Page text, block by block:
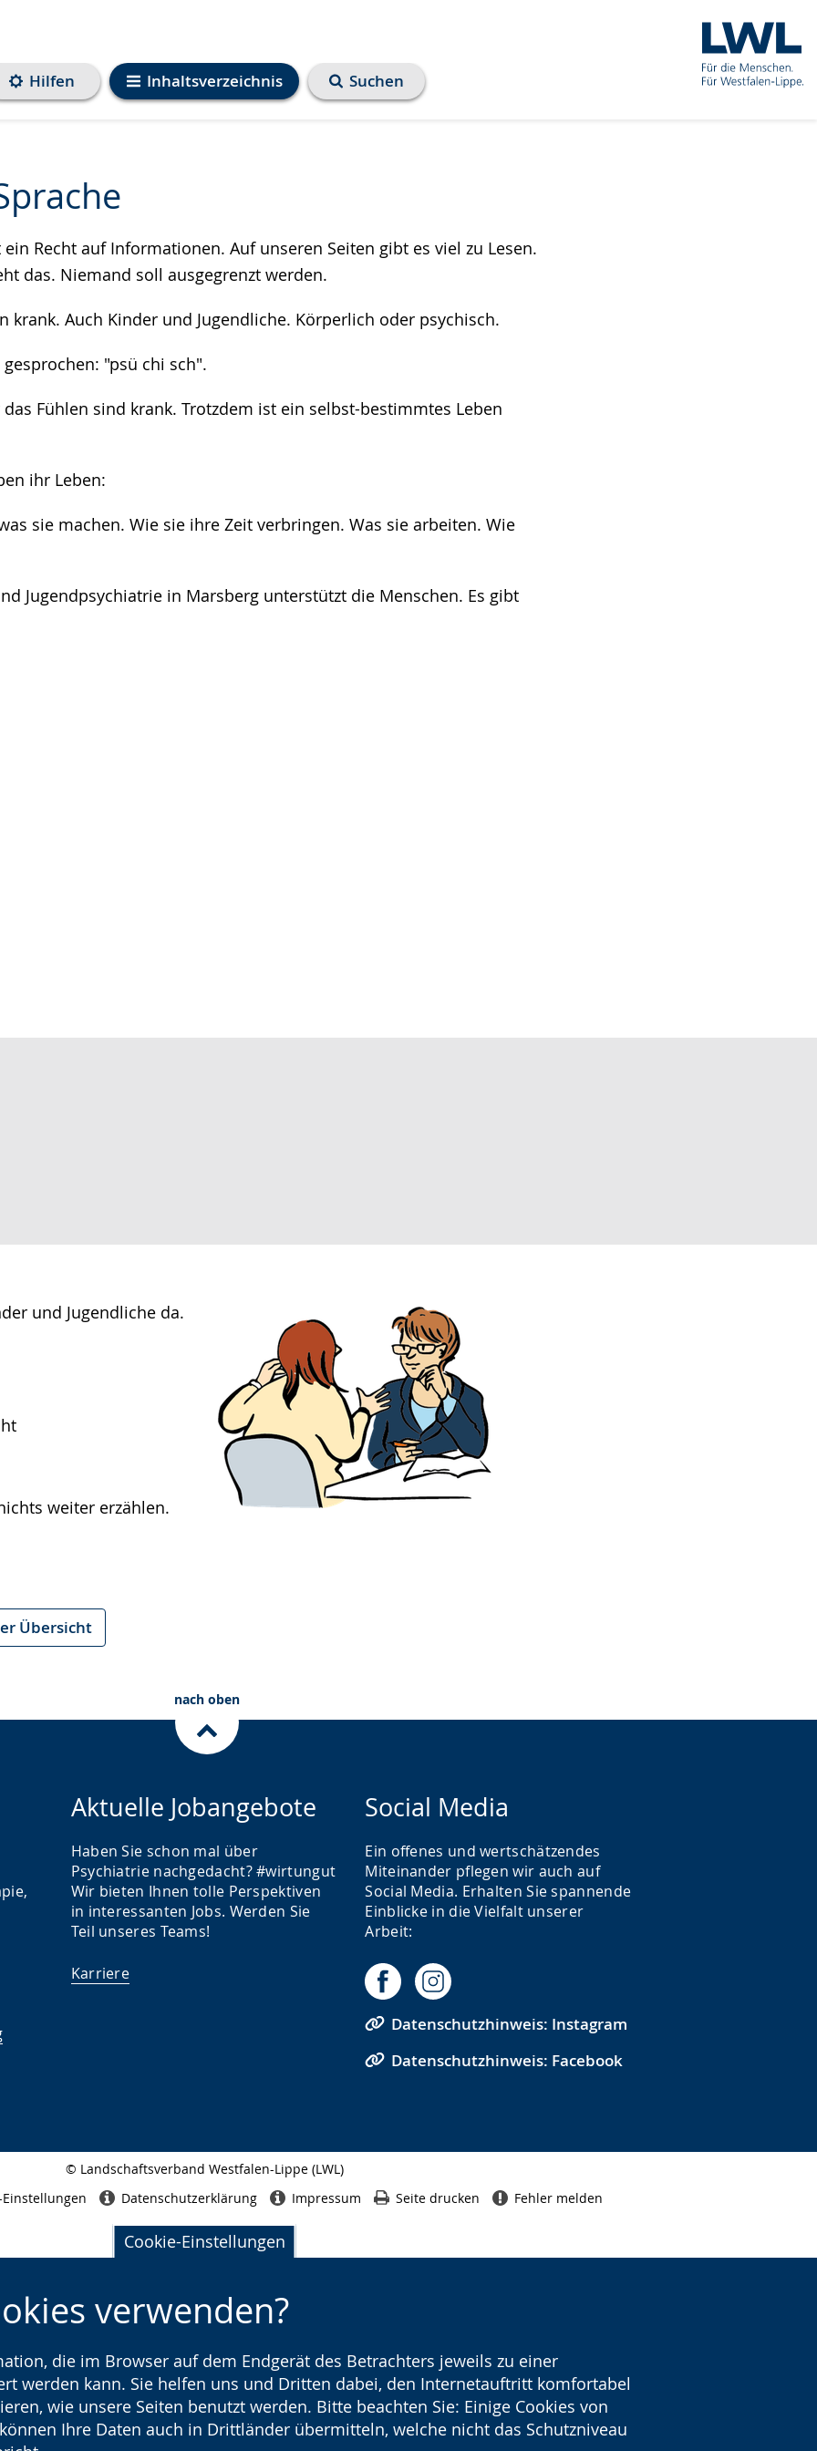
Inhaltsverzeichnis
Hilfen Suchen
Cookie-Einstellungen
verwenden?
die im Browser auf dem Endgerät des Betrachters jeweils zu einer
werden kann. Sie helfen uns und Dritten dabei, den Internetauftritt komfortabel
wie unsere Seiten benutzt werden. Bitte beachten Sie: Einige Cookies von
Ihre Daten auch in Drittländer übermitteln, welche nicht das Schutzniveau
ein Recht auf Informationen. Auf unseren Seiten gibt es viel zu Lesen.
das. Niemand soll ausgegrenzt werden.
krank. Auch Kinder und Jugendliche. Körperlich oder psychisch.
"psü chi sch".
Fühlen sind krank. Trotzdem ist ein selbst-bestimmtes Leben
ihr Leben:
sie machen. Wie sie ihre Zeit verbringen. Was sie arbeiten. Wie
Jugendpsychiatrie in Marsberg unterstützt die Menschen. Es gibt
und Jugendliche da.
weiter erzählen.
Übersicht
nach oben
Aktuelle Jobangebote
Haben Sie schon mal über
Psychiatrie nachgedacht? #wirtungut
Wir bieten Ihnen tolle Perspektiven
in interessanten Jobs. Werden Sie
Teil unseres Teams!
Karriere
Social Media
Ein offenes und wertschätzendes
Miteinander pflegen wir auch auf
Social Media. Erhalten Sie spannende
Einblicke in die Vielfalt unserer
Arbeit:
Datenschutzhinweis: Instagram
Datenschutzhinweis: Facebook
© Landschaftsverband Westfalen-Lippe (LWL)
Einstellungen Datenschutzerklärung Impressum Seite drucken Fehler melden